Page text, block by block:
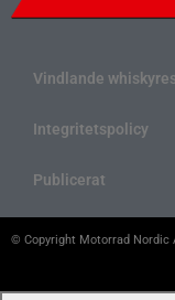
Vindlande
Integritetspolicy
Publicerat
© Copyright Motorrad Nordic